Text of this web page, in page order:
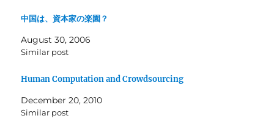
中国は、資本家の楽園？
August 30, 2006
Similar post
Human Computation and Crowdsourcing
December 20, 2010
Similar post